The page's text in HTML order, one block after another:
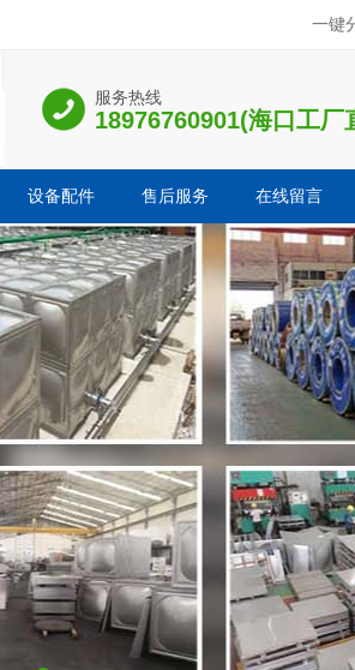
一键
服务热线
18976760901(海口工厂
设备配件 售后服务 在线留言